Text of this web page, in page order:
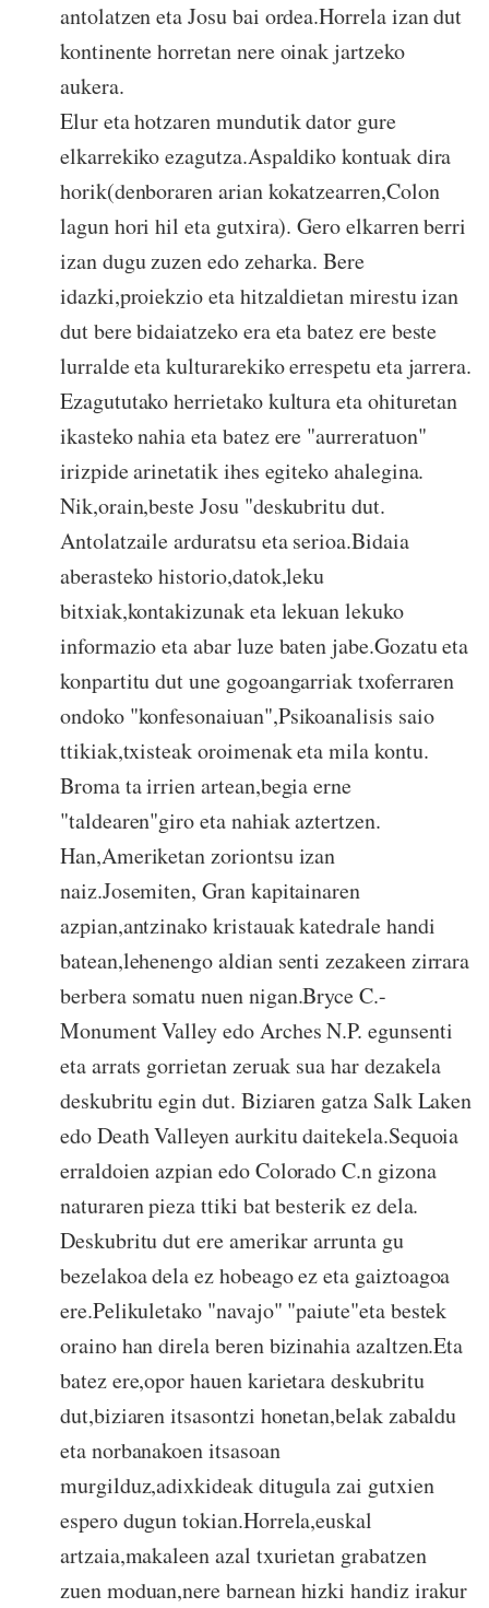
antolatzen eta Josu bai ordea.Horrela izan dut
kontinente horretan nere oinak jartzeko
aukera.
Elur eta hotzaren mundutik dator gure
elkarrekiko ezagutza.Aspaldiko kontuak dira
horik(denboraren arian kokatzearren,Colon
lagun hori hil eta gutxira). Gero elkarren berri
izan dugu zuzen edo zeharka. Bere
idazki,proiekzio eta hitzaldietan mirestu izan
dut bere bidaiatzeko era eta batez ere beste
lurralde eta kulturarekiko errespetu eta jarrera.
Ezagututako herrietako kultura eta ohituretan
ikasteko nahia eta batez ere "aurreratuon"
irizpide arinetatik ihes egiteko ahalegina.
Nik,orain,beste Josu "deskubritu dut.
Antolatzaile arduratsu eta serioa.Bidaia
aberasteko historio,datok,leku
bitxiak,kontakizunak eta lekuan lekuko
informazio eta abar luze baten jabe.Gozatu eta
konpartitu dut une gogoangarriak txoferraren
ondoko "konfesonaiuan",Psikoanalisis saio
ttikiak,txisteak oroimenak eta mila kontu.
Broma ta irrien artean,begia erne
"taldearen"giro eta nahiak aztertzen.
Han,Ameriketan zoriontsu izan
naiz.Josemiten, Gran kapitainaren
azpian,antzinako kristauak katedrale handi
batean,lehenengo aldian senti zezakeen zirrara
berbera somatu nuen nigan.Bryce C.-
Monument Valley edo Arches N.P. egunsenti
eta arrats gorrietan zeruak sua har dezakela
deskubritu egin dut. Biziaren gatza Salk Laken
edo Death Valleyen aurkitu daitekela.Sequoia
erraldoien azpian edo Colorado C.n gizona
naturaren pieza ttiki bat besterik ez dela.
Deskubritu dut ere amerikar arrunta gu
bezelakoa dela ez hobeago ez eta gaiztoagoa
ere.Pelikuletako "navajo" "paiute"eta bestek
oraino han direla beren bizinahia azaltzen.Eta
batez ere,opor hauen karietara deskubritu
dut,biziaren itsasontzi honetan,belak zabaldu
eta norbanakoen itsasoan
murgilduz,adixkideak ditugula zai gutxien
espero dugun tokian.Horrela,euskal
artzaia,makaleen azal txurietan grabatzen
zuen moduan,nere barnean hizki handiz irakur